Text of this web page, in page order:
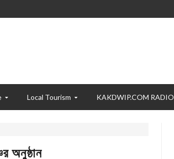
Local Tourism KAKDWIP.COM RADIO
অনুষ্ঠান